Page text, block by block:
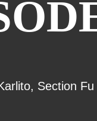
, Section Fu